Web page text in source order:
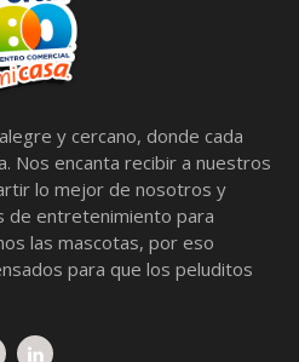
y cercano, donde cada
Nos encanta recibir a nuestros
lo mejor de nosotros y
de entretenimiento para
las mascotas, por eso
para que los peluditos